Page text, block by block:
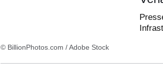
© BillionPhotos.com / Adobe Stock